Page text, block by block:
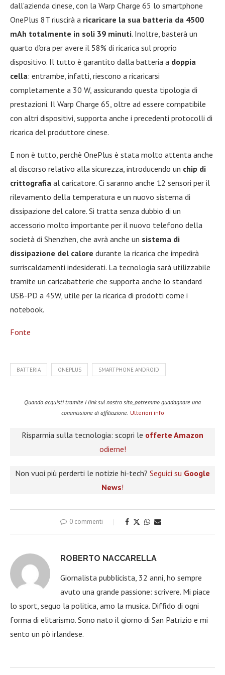
dall’azienda cinese, con la Warp Charge 65 lo smartphone
OnePlus 8T riuscirà a ricaricare la sua batteria da 4500
mAh totalmente in soli 39 minuti. Inoltre, basterà un
quarto d’ora per avere il 58% di ricarica sul proprio
dispositivo. Il tutto è garantito dalla batteria a doppia
cella: entrambe, infatti, riescono a ricaricarsi
completamente a 30 W, assicurando questa tipologia di
prestazioni. Il Warp Charge 65, oltre ad essere compatibile
con altri dispositivi, supporta anche i precedenti protocolli di
ricarica del produttore cinese.
E non è tutto, perchè OnePlus è stata molto attenta anche
al discorso relativo alla sicurezza, introducendo un chip di
crittografia al caricatore. Ci saranno anche 12 sensori per il
rilevamento della temperatura e un nuovo sistema di
dissipazione del calore. Si tratta senza dubbio di un
accessorio molto importante per il nuovo telefono della
società di Shenzhen, che avrà anche un sistema di
dissipazione del calore durante la ricarica che impedirà
surriscaldamenti indesiderati. La tecnologia sarà utilizzabile
tramite un caricabatterie che supporta anche lo standard
USB-PD a 45W, utile per la ricarica di prodotti come i
notebook.
Fonte
BATTERIA ONEPLUS SMARTPHONE ANDROID
Quando acquisti tramite i link sul nostro sito, potremmo guadagnare una
commissione di affiliazione. Ulteriori info
Risparmia sulla tecnologia: scopri le offerte Amazon
odierne!
Non vuoi più perderti le notizie hi-tech? Seguici su Google
News!
0 commenti
ROBERTO NACCARELLA
Giornalista pubblicista, 32 anni, ho sempre
avuto una grande passione: scrivere. Mi piace
lo sport, seguo la politica, amo la musica. Diffido di ogni
forma di elitarismo. Sono nato il giorno di San Patrizio e mi
sento un pò irlandese.